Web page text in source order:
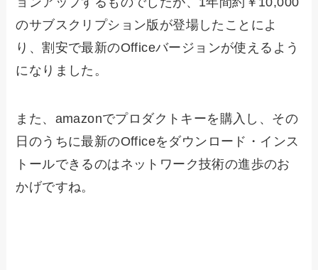
のサブスクリプション版が登場したことによ
り、割安で最新のOfficeバージョンが使えるよう
になりました。
また、amazonでプロダクトキーを購入し、その
日のうちに最新のOfficeをダウンロード・インス
トールできるのはネットワーク技術の進歩のお
かげですね。